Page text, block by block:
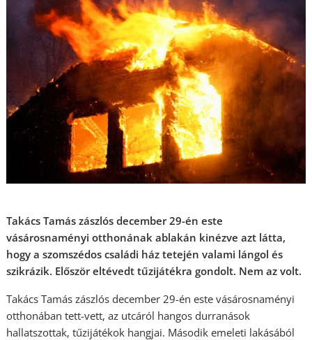
Takács Tamás zászlós december 29-én este
vásárosnaményi otthonának ablakán kinézve azt látta,
hogy a szomszédos családi ház tetején valami lángol és
szikrázik. Először eltévedt tűzijátékra gondolt. Nem az volt.
Takács Tamás zászlós december 29-én este vásárosnaményi
otthonában tett-vett, az utcáról hangos durranások
hallatszottak, tűzijátékok hangjai. Második emeleti lakásából